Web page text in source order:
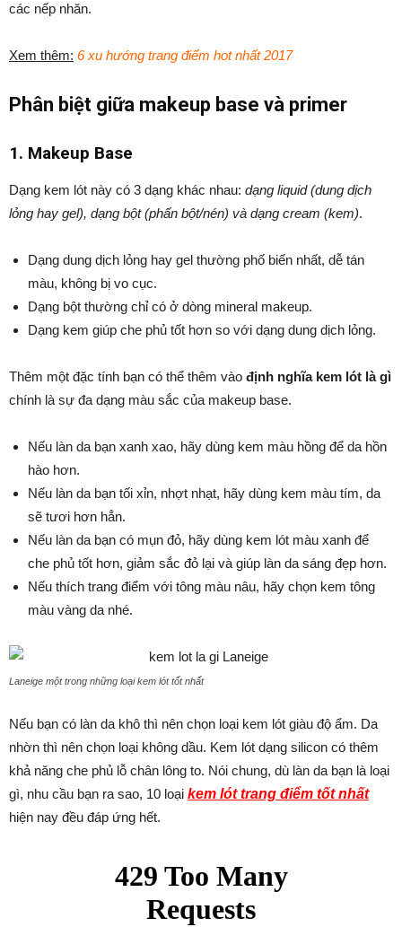
các nếp nhăn.
Xem thêm: 6 xu hướng trang điểm hot nhất 2017
Phân biệt giữa makeup base và primer
1. Makeup Base
Dạng kem lót này có 3 dạng khác nhau: dạng liquid (dung dịch
lỏng hay gel), dạng bột (phấn bột/nén) và dạng cream (kem).
Dạng dung dịch lỏng hay gel thường phố biến nhất, dễ tán
màu, không bị vo cục.
Dạng bột thường chỉ có ở dòng mineral makeup.
Dạng kem giúp che phủ tốt hơn so với dạng dung dịch lỏng.
Thêm một đặc tính bạn có thể thêm vào định nghĩa kem lót là gì
chính là sự đa dạng màu sắc của makeup base.
Nếu làn da bạn xanh xao, hãy dùng kem màu hồng để da hồn
hào hơn.
Nếu làn da bạn tối xỉn, nhợt nhạt, hãy dùng kem màu tím, da
sẽ tươi hơn hẳn.
Nếu làn da bạn có mụn đỏ, hãy dùng kem lót màu xanh để
che phủ tốt hơn, giảm sắc đỏ lại và giúp làn da sáng đẹp hơn.
Nếu thích trang điểm với tông màu nâu, hãy chọn kem tông
màu vàng da nhé.
Laneige một trong những loại kem lót tốt nhất
Nếu bạn có làn da khô thì nên chọn loại kem lót giàu độ ẩm. Da
nhờn thì nên chọn loại không dầu. Kem lót dạng silicon có thêm
khả năng che phủ lỗ chân lông to. Nói chung, dù làn da bạn là loại
gì, nhu cầu bạn ra sao, 10 loại kem lót trang điểm tốt nhất
hiện nay đều đáp ứng hết.